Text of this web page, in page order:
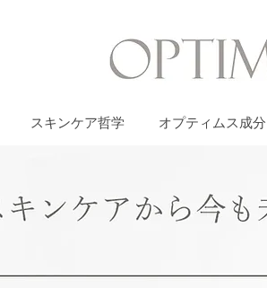
スキンケア哲学 オプティムス成分